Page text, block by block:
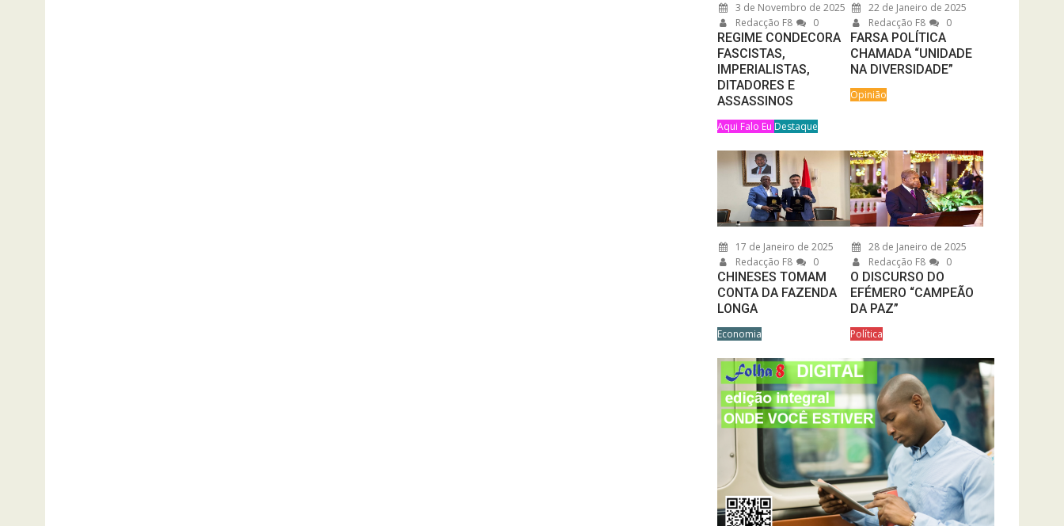
3 de Novembro de 2025
Redacção F8
0
REGIME CONDECORA
FASCISTAS,
IMPERIALISTAS,
DITADORES E
ASSASSINOS
Aqui Falo Eu Destaque
22 de Janeiro de 2025
Redacção F8
0
FARSA POLÍTICA
CHAMADA “UNIDADE
NA DIVERSIDADE”
Opinião
17 de Janeiro de 2025
Redacção F8
0
CHINESES TOMAM
CONTA DA FAZENDA
LONGA
Economia
28 de Janeiro de 2025
Redacção F8
0
O DISCURSO DO
EFÉMERO “CAMPEÃO
DA PAZ”
Política